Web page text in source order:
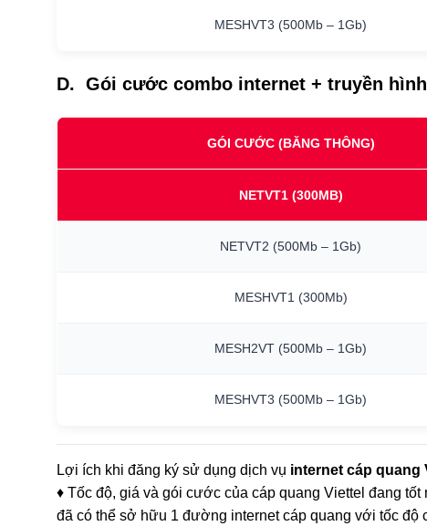
MESHVT3 (500Mb – 1Gb)
D. Gói cước combo internet + truyền hình
GÓI CƯỚC (BĂNG THÔNG)
NETVT1 (300MB)
NETVT2 (500Mb – 1Gb)
MESHVT1 (300Mb)
MESH2VT (500Mb – 1Gb)
MESHVT3 (500Mb – 1Gb)
Lợi ích khi đăng ký sử dụng dịch vụ internet cáp quang
♦ Tốc độ, giá và gói cước của cáp quang Viettel đang
đã có thể sở hữu 1 đường internet cáp quang với tốc độ